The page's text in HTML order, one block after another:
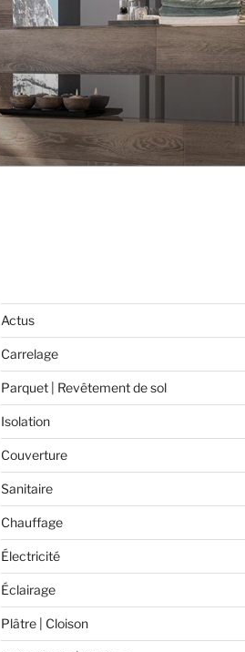
Actus
Carrelage
Parquet | Revêtement de sol
Isolation
Couverture
Sanitaire
Chauffage
Électricité
Éclairage
Plâtre | Cloison